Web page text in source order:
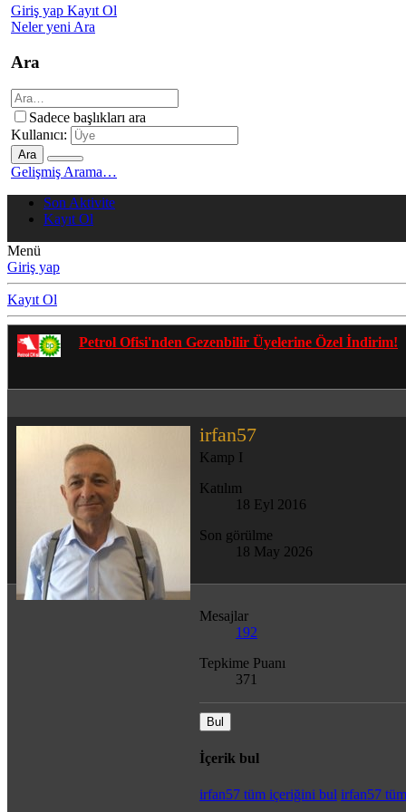
Giriş yap Kayıt Ol
Neler yeni Ara
Ara
Sadece başlıkları ara
Kullanıcı:
Ara
Gelişmiş Arama…
Son Aktivite
Kayıt Ol
Menü
Giriş yap
Kayıt Ol
Gezenbilir Whatsapp Grupları'na
irfan57
Kamp I
Katılım
18 Eyl 2016
Son görülme
18 May 2026
Mesajlar
192
Tepkime Puanı
371
Bul
İçerik bul
irfan57 tüm içeriğini bul irfan57